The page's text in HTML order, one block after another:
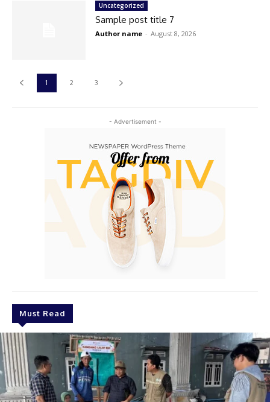
- Advertisement -
Must Read
Uncategorized
Sample post title 7
Author name - August 8, 2026
1 2 3